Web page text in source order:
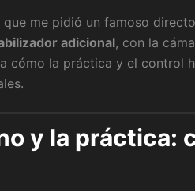
que me pidió un famoso
adicional, con la
cómo la práctica y el control
y la práctica: